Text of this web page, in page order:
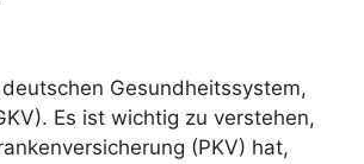
Gesundheitssystem,
Es ist wichtig zu verstehen,
(PKV) hat,